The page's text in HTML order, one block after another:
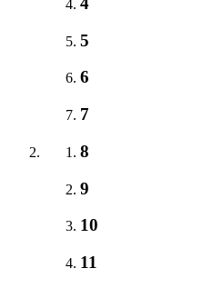
5
6
7
8
9
10
11